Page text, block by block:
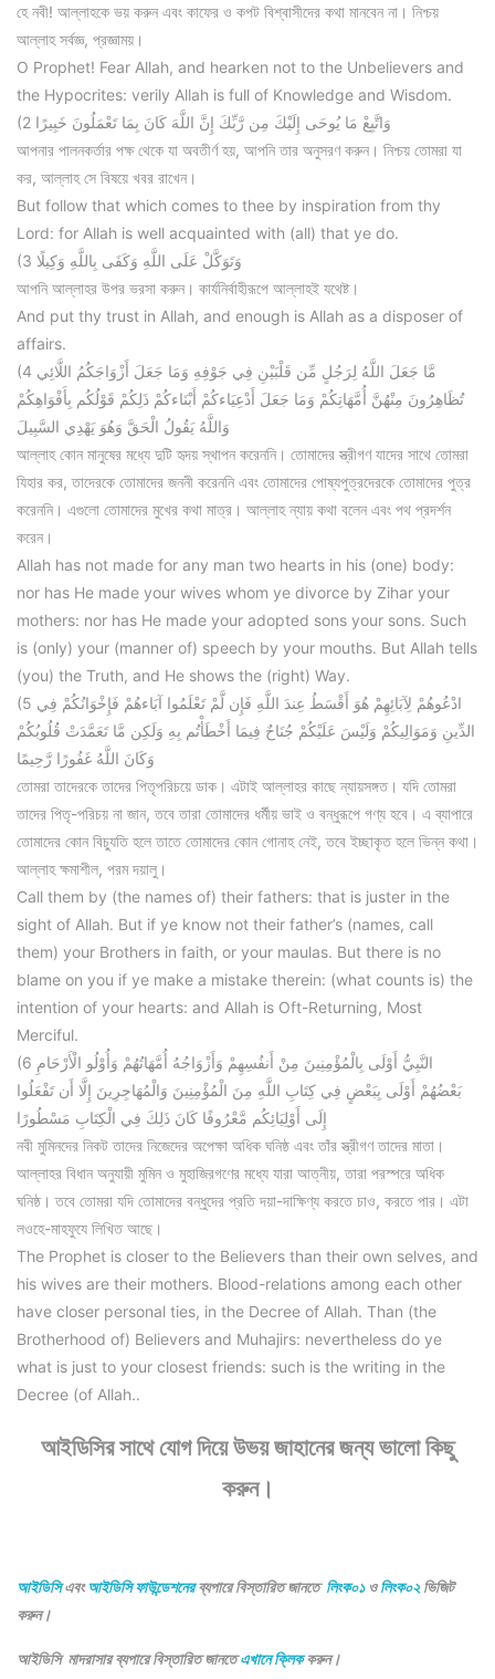
হে নবী! আল্লাহকে ভয় করুন এবং কাফের ও কপট বিশ্বাসীদের কথা মানবেন না। নিশ্চয়
আল্লাহ সর্বজ্ঞ, প্রজ্ঞাময়।
O Prophet! Fear Allah, and hearken not to the Unbelievers and
the Hypocrites: verily Allah is full of Knowledge and Wisdom.
(2 وَاتَّبِعْ مَا يُوحَى إِلَيْكَ مِن رَّبِّكَ إِنَّ اللَّهَ كَانَ بِمَا تَعْمَلُونَ خَبِيرًا
আপনার পালনকর্তার পক্ষ থেকে যা অবতীর্ণ হয়, আপনি তার অনুসরণ করুন। নিশ্চয় তোমরা যা
কর, আল্লাহ সে বিষয়ে খবর রাখেন।
But follow that which comes to thee by inspiration from thy
Lord: for Allah is well acquainted with (all) that ye do.
(3 وَتَوَكَّلْ عَلَى اللَّهِ وَكَفَى بِاللَّهِ وَكِيلًا
আপনি আল্লাহর উপর ভরসা করুন। কার্যনির্বাহীরূপে আল্লাহই যথেষ্ট।
And put thy trust in Allah, and enough is Allah as a disposer of
affairs.
(4 مَّا جَعَلَ اللَّهُ لِرَجُلٍ مِّن قَلْبَيْنِ فِي جَوْفِهِ وَمَا جَعَلَ أَزْوَاجَكُمُ اللَّائِي
تُظَاهِرُونَ مِنْهُنَّ أُمَّهَاتِكُمْ وَمَا جَعَلَ أَدْعِيَاءكُمْ أَبْنَاءكُمْ ذَلِكُمْ قَوْلُكُم بِأَفْوَاهِكُمْ
وَاللَّهُ يَقُولُ الْحَقَّ وَهُوَ يَهْدِي السَّبِيلَ
আল্লাহ কোন মানুষের মধ্যে দুটি হৃদয় স্থাপন করেননি। তোমাদের স্ত্রীগণ যাদের সাথে তোমরা
যিহার কর, তাদেরকে তোমাদের জননী করেননি এবং তোমাদের পোষ্যপুত্রদেরকে তোমাদের পুত্র
করেননি। এগুলো তোমাদের মুখের কথা মাত্র। আল্লাহ ন্যায় কথা বলেন এবং পথ প্রদর্শন
করেন।
Allah has not made for any man two hearts in his (one) body:
nor has He made your wives whom ye divorce by Zihar your
mothers: nor has He made your adopted sons your sons. Such
is (only) your (manner of) speech by your mouths. But Allah tells
(you) the Truth, and He shows the (right) Way.
(5 ادْعُوهُمْ لِآبَائِهِمْ هُوَ أَقْسَطُ عِندَ اللَّهِ فَإِن لَّمْ تَعْلَمُوا آبَاءهُمْ فَإِخْوَانُكُمْ فِي
الدِّينِ وَمَوَالِيكُمْ وَلَيْسَ عَلَيْكُمْ جُنَاحٌ فِيمَا أَخْطَأْتُم بِهِ وَلَكِن مَّا تَعَمَّدَتْ قُلُوبُكُمْ
وَكَانَ اللَّهُ غَفُورًا رَّحِيمًا
তোমরা তাদেরকে তাদের পিতৃপরিচয়ে ডাক। এটাই আল্লাহর কাছে ন্যায়সঙ্গত। যদি তোমরা
তাদের পিতৃ-পরিচয় না জান, তবে তারা তোমাদের ধর্মীয় ভাই ও বন্ধুরূপে গণ্য হবে। এ ব্যাপারে
তোমাদের কোন বিচ্যুতি হলে তাতে তোমাদের কোন গোনাহ নেই, তবে ইচ্ছাকৃত হলে ভিন্ন কথা।
আল্লাহ ক্ষমাশীল, পরম দয়ালু।
Call them by (the names of) their fathers: that is juster in the
sight of Allah. But if ye know not their father’s (names, call
them) your Brothers in faith, or your maulas. But there is no
blame on you if ye make a mistake therein: (what counts is) the
intention of your hearts: and Allah is Oft-Returning, Most
Merciful.
(6 النَّبِيُّ أَوْلَى بِالْمُؤْمِنِينَ مِنْ أَنفُسِهِمْ وَأَزْوَاجُهُ أُمَّهَاتُهُمْ وَأُوْلُو الْأَرْحَامِ
بَعْضُهُمْ أَوْلَى بِبَعْضٍ فِي كِتَابِ اللَّهِ مِنَ الْمُؤْمِنِينَ وَالْمُهَاجِرِينَ إِلَّا أَن تَفْعَلُوا
إِلَى أَوْلِيَائِكُم مَّعْرُوفًا كَانَ ذَلِكَ فِي الْكِتَابِ مَسْطُورًا
নবী মুমিনদের নিকট তাদের নিজেদের অপেক্ষা অধিক ঘনিষ্ঠ এবং তাঁর স্ত্রীগণ তাদের মাতা।
আল্লাহর বিধান অনুযায়ী মুমিন ও মুহাজিরগণের মধ্যে যারা আত্নীয়, তারা পরস্পরে অধিক
ঘনিষ্ঠ। তবে তোমরা যদি তোমাদের বন্ধুদের প্রতি দয়া-দাক্ষিণ্য করতে চাও, করতে পার। এটা
লওহে-মাহফুযে লিখিত আছে।
The Prophet is closer to the Believers than their own selves, and
his wives are their mothers. Blood-relations among each other
have closer personal ties, in the Decree of Allah. Than (the
Brotherhood of) Believers and Muhajirs: nevertheless do ye
what is just to your closest friends: such is the writing in the
Decree (of Allah..
আইডিসির সাথে যোগ দিয়ে উভয় জাহানের জন্য ভালো কিছু
করুন।
আইডিসিএবংআইডিসি ফাউন্ডেশনেরব্যপারে বিস্তারিত জানতে লিংক০১ওলিংক০২ ভিজিট
করুন।
আইডিসি মাদরাসার ব্যপারে বিস্তারিত জানতেএখানে ক্লিককরুন।